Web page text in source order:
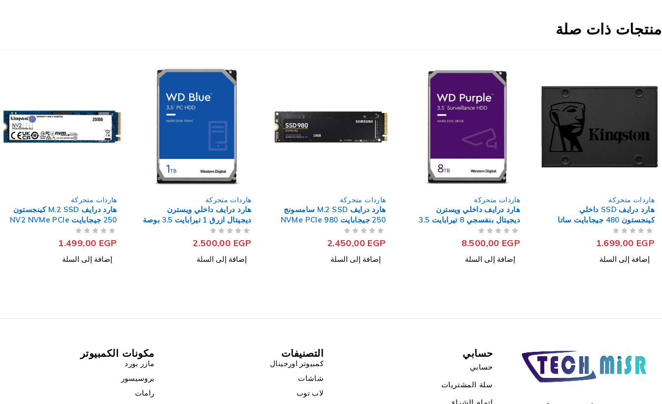
منتجات ذات صلة
هاردات متحركة
هارد درايف داخلي ويسترن
ديجيتال بنفسجي 8 تيرابايت 3.5
بوصة Surveillance
8.500,00 EGP
إضافة إلى السلة
هاردات متحركة
هارد درايف M.2 SSD سامسونج
250 جيجابايت NVMe PCIe 980
2.450,00 EGP
إضافة إلى السلة
هاردات متحركة
هارد درايف داخلي ويسترن
ديجيتال ازرق 1 تيرابايت 3.5 بوصة
2.500,00 EGP
إضافة إلى السلة
هاردات متحركة
هارد درايف M.2 SSD كينجستون
250 جيجابايت NV2 NVMe PCIe
1.499,00 EGP
إضافة إلى السلة
هاردات متحركة
هارد درايف M.2 SSD كروشيال 1
تيرابايت P3 NVMe PCIe
3.150,00 EGP
إضافة إلى السلة
حسابي
حسابي
سلة المشتريات
التصنيفات
كمبيوتر اورجينال
شاشات
لاب توب
مكونات الكمبيوتر
مازر بورد
بروسيسور
رامات